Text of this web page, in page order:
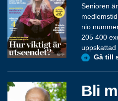
Senioren
nio
205 400
uppskattad
Gå till
Bli